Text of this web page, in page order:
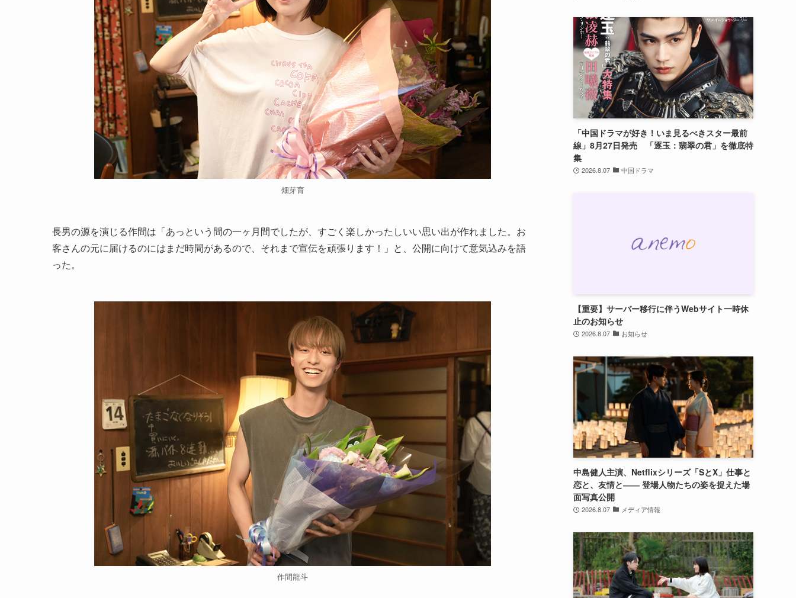
畑芽育
長男の源を演じる作間は「あっという間の一ヶ月間でしたが、すごく楽しかったしいい思い出が作れました。お
客さんの元に届けるのにはまだ時間があるので、それまで宣伝を頑張ります！」と、公開に向けて意気込みを語
った。
作間龍斗
「中国ドラマが好き！いま見るべきスター最前
線」8月27日発売 「逐玉：翡翠の君」を徹底特
集
2026.8.07 中国ドラマ
【重要】サーバー移行に伴うWebサイト一時休
止のお知らせ
2026.8.07 お知らせ
中島健人主演、Netflixシリーズ「SとX」仕事と
恋と、友情と―― 登場人物たちの姿を捉えた場
面写真公開
2026.8.07 メディア情報